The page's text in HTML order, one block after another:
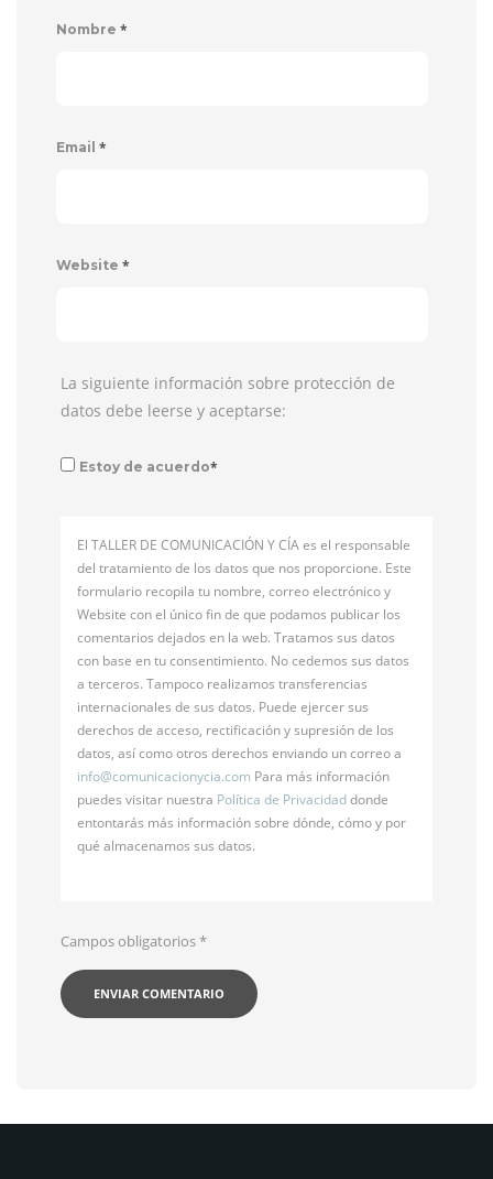
Nombre *
Email *
Website *
La siguiente información sobre protección de
datos debe leerse y aceptarse:
Estoy de acuerdo*
El TALLER DE COMUNICACIÓN Y CÍA es el responsable
del tratamiento de los datos que nos proporcione. Este
formulario recopila tu nombre, correo electrónico y
Website con el único fin de que podamos publicar los
comentarios dejados en la web. Tratamos sus datos
con base en tu consentimiento. No cedemos sus datos
a terceros. Tampoco realizamos transferencias
internacionales de sus datos. Puede ejercer sus
derechos de acceso, rectificación y supresión de los
datos, así como otros derechos enviando un correo a
info@comunicacionycia.com Para más información
puedes visitar nuestra Política de Privacidaddonde
entontarás más información sobre dónde, cómo y por
qué almacenamos sus datos.
Campos obligatorios*